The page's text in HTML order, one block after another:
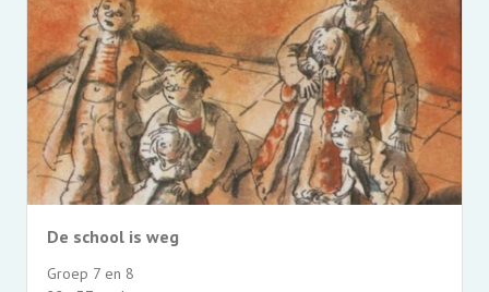
De school is weg
Groep 7 en 8